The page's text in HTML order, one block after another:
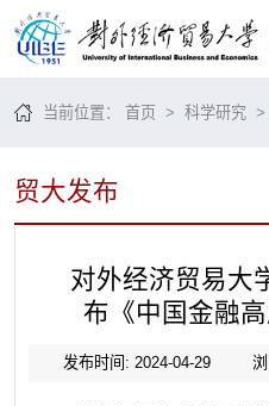
当前位置：首页 >科学研究 >
贸大发布
对外经济贸易大
布《中国金融高
发布时间: 2024-04-29